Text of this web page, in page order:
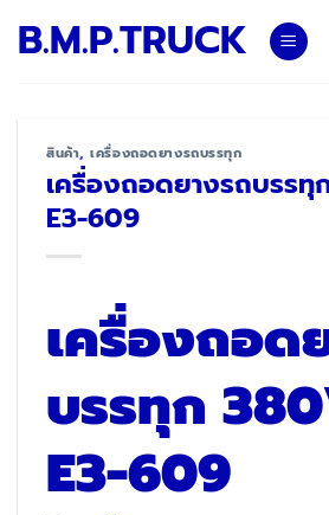
B.M.P.TRUCK
สินค้า,เครื่องถอดยางรถบรรทุก
เครื่องถอดยางรถบรร
E3-609
เครื่องถอด
บรรทุก
E3-609